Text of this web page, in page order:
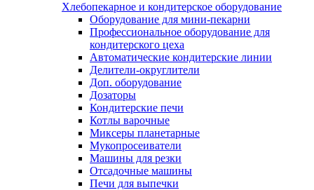
Хлебопекарное и кондитерское оборудование
Оборудование для мини-пекарни
Профессиональное оборудование для
кондитерского цеха
Автоматические кондитерские линии
Делители-округлители
Доп. оборудование
Дозаторы
Кондитерские печи
Котлы варочные
Миксеры планетарные
Мукопросеиватели
Машины для резки
Отсадочные машины
Печи для выпечки